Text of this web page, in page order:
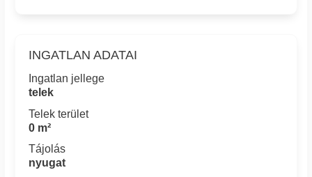
INGATLAN ADATAI
Ingatlan jellege
telek
Telek terület
0 m²
Tájolás
nyugat